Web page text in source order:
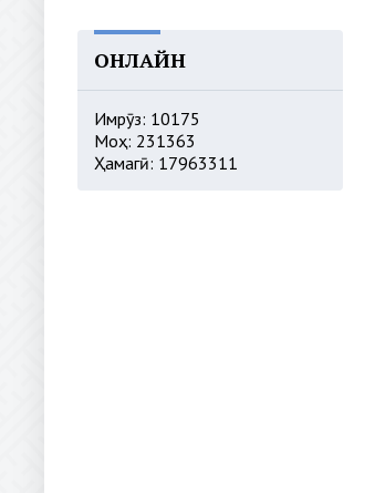
ОНЛАЙН
Имрӯз: 10175
Моҳ: 231363
Ҳамагӣ: 17963311